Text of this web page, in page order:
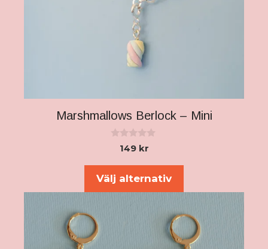
Marshmallows Berlock – Mini
149 kr
Välj alternativ